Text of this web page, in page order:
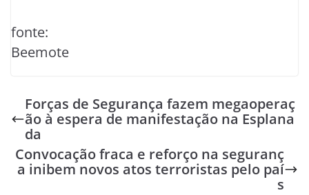
fonte:
Beemote
Forças de Segurança fazem megaoperaç
ão à espera de manifestação na Esplana
da
Convocação fraca e reforço na seguranç
a inibem novos atos terroristas pelo paí
s